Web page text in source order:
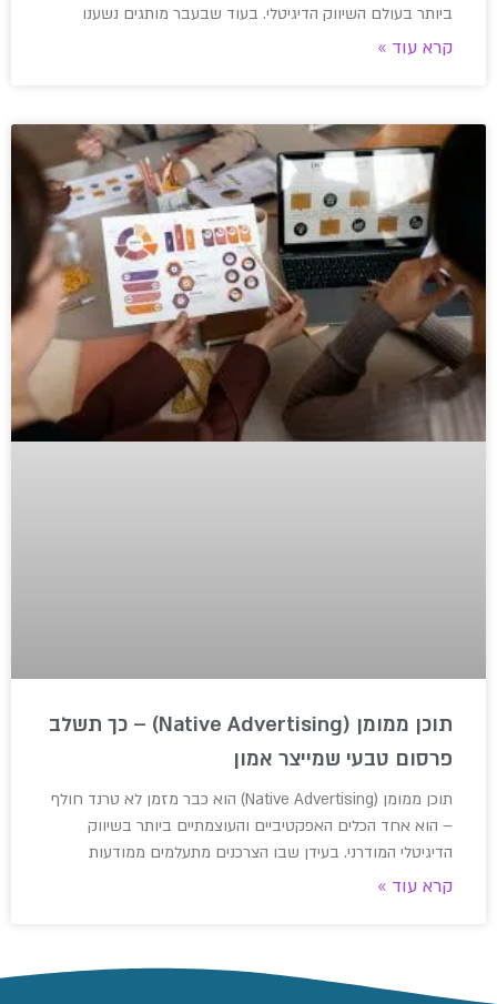
ביותר בעולם השיווק הדיגיטלי. בעוד שבעבר מותגים נשענו
קרא עוד »
תוכן ממומן (Native Advertising) – כך תשלב
פרסום טבעי שמייצר אמון
תוכן ממומן (Native Advertising) הוא כבר מזמן לא טרנד חולף
– הוא אחד הכלים האפקטיביים והעוצמתיים ביותר בשיווק
הדיגיטלי המודרני. בעידן שבו הצרכנים מתעלמים ממודעות
קרא עוד »